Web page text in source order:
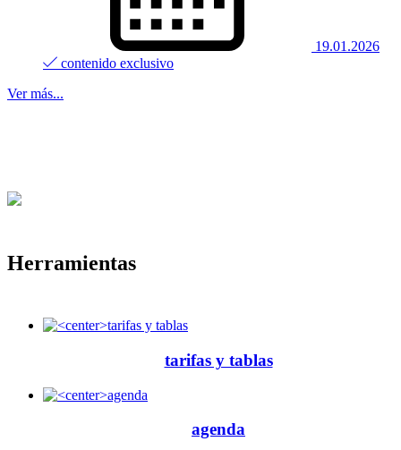
19.01.2026
contenido exclusivo
Ver más...
Herramientas
tarifas y tablas
agenda